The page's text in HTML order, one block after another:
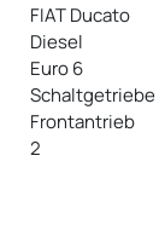
FIAT Ducato
Diesel
Euro 6
Schaltgetriebe
Frontantrieb
2